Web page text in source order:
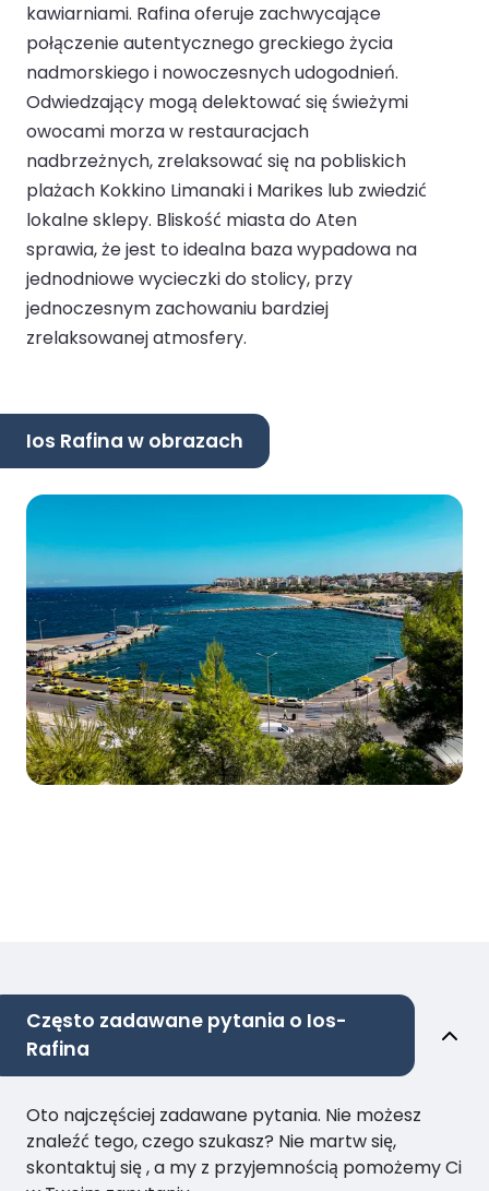
kawiarniami. Rafina oferuje zachwycające
połączenie autentycznego greckiego życia
nadmorskiego i nowoczesnych udogodnień.
Odwiedzający mogą delektować się świeżymi
owocami morza w restauracjach
nadbrzeżnych, zrelaksować się na pobliskich
plażach Kokkino Limanaki i Marikes lub zwiedzić
lokalne sklepy. Bliskość miasta do Aten
sprawia, że jest to idealna baza wypadowa na
jednodniowe wycieczki do stolicy, przy
jednoczesnym zachowaniu bardziej
zrelaksowanej atmosfery.
Ios Rafina w obrazach
Często zadawane pytania o Ios-
Rafina
Oto najczęściej zadawane pytania. Nie możesz
znaleźć tego, czego szukasz? Nie martw się,
skontaktuj się , a my z przyjemnością pomożemy Ci